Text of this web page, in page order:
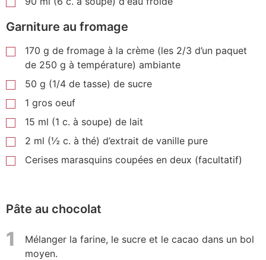
Garniture au fromage
170 g de fromage à la crème (les 2/3 d’un paquet
de 250 g à température) ambiante
50 g (1/4 de tasse) de sucre
1 gros oeuf
15 ml (1 c. à soupe) de lait
2 ml (½ c. à thé) d’extrait de vanille pure
Cerises marasquins coupées en deux (facultatif)
Pâte au chocolat
1
Mélanger la farine, le sucre et le cacao dans un bol
moyen.